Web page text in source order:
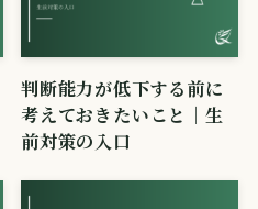
判断能力が低下する前に
考えておきたいこと｜生
前対策の入口